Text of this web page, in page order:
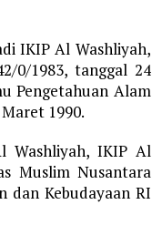
IKIP Al Washliyah,
0/1983, tanggal 24
Pengetahuan Alam
1990.
Washliyah, IKIP Al
Muslim Nusantara
dan Kebudayaan RI